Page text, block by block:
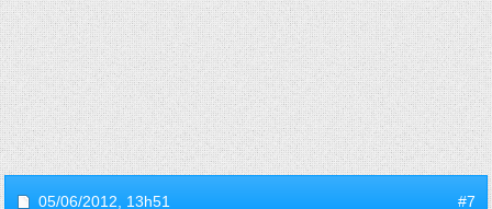
05/06/2012, 13h51 #7